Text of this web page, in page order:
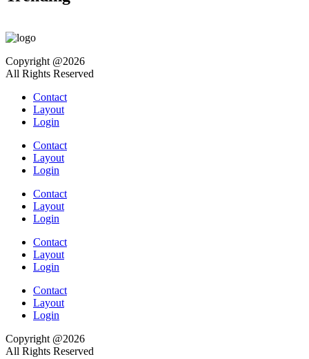
Copyright @2026
All Rights Reserved
Contact
Layout
Login
Contact
Layout
Login
Contact
Layout
Login
Contact
Layout
Login
Contact
Layout
Login
Copyright @2026
All Rights Reserved